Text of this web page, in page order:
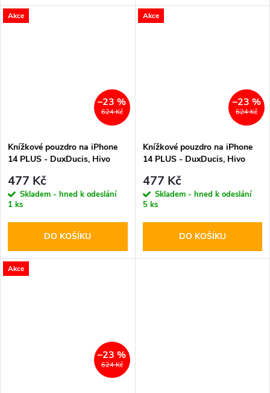
Akce
624 Kč
–23 %
Knížkové pouzdro na iPhone
14 PLUS - DuxDucis, Hivo
477 Kč
Skladem - hned k odeslání
1 ks
DO KOŠÍKU
Akce
624 Kč
–23 %
Knížkové pouzdro na iPhone
14 PLUS - DuxDucis, Hivo
477 Kč
Skladem - hned k odeslání
5 ks
DO KOŠÍKU
Akce
624 Kč
–23 %